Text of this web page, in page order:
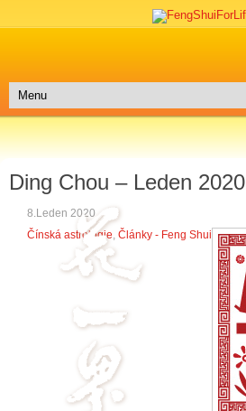
Ding Chou – Leden 2020
8.Leden 2020
Čínská astrologie, Články - Feng Shui